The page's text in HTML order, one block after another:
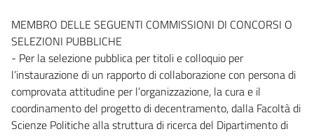
MEMBRO DELLE SEGUENTI COMMISSIONI DI CONCORSI O
SELEZIONI PUBBLICHE
- Per la selezione pubblica per titoli e colloquio per
l’instaurazione di un rapporto di collaborazione con persona di
comprovata attitudine per l’organizzazione, la cura e il
coordinamento del progetto di decentramento, dalla Facoltà di
Scienze Politiche alla struttura di ricerca del Dipartimento di